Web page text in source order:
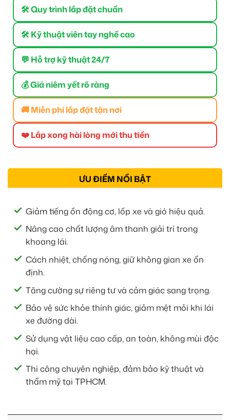
🛠 Quy trình lắp đặt chuẩn
🛠 Kỹ thuật viên tay nghề cao
💬 Hỗ trợ kỹ thuật 24/7
💰 Giá niêm yết rõ ràng
🚚 Miễn phí lắp đặt tận nơi
❤️ Lắp xong hài lòng mới thu tiền
ƯU ĐIỂM NỔI BẬT
Giảm tiếng ồn động cơ, lốp xe và gió hiệu quả.
Nâng cao chất lượng âm thanh giải trí trong
khoang lái.
Cách nhiệt, chống nóng, giữ không gian xe ổn
định.
Tăng cường sự riêng tư và cảm giác sang trọng.
Bảo vệ sức khỏe thính giác, giảm mệt mỏi khi lái
xe đường dài.
Sử dụng vật liệu cao cấp, an toàn, không mùi độc
hại.
Thi công chuyên nghiệp, đảm bảo kỹ thuật và
thẩm mỹ tại TPHCM.